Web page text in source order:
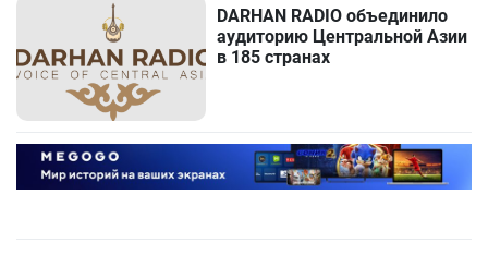
DARHAN RADIO объединило
аудиторию Центральной Азии
в 185 странах